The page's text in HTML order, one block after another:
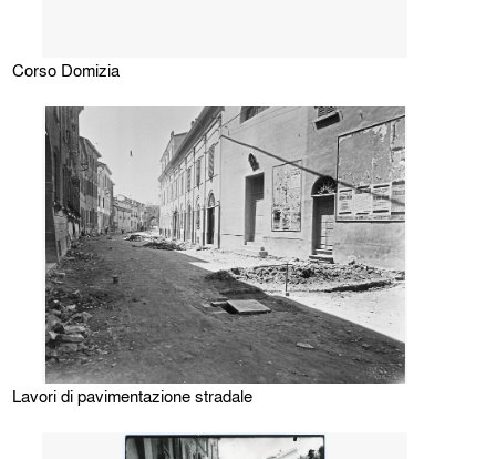
Corso Domizia
Lavori di pavimentazione stradale